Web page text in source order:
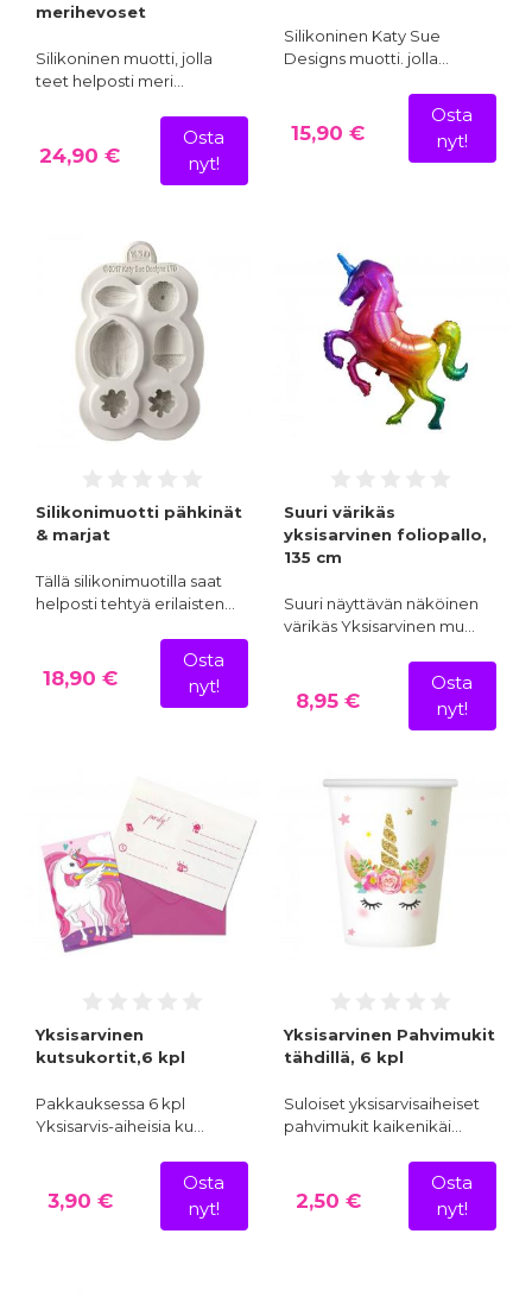
merihevoset
Silikoninen muotti, jolla
teet helposti meri…
24,90 €
Osta
nyt!
Silikoninen Katy Sue
Designs muotti. jolla…
15,90 €
Osta
nyt!
Silikonimuotti pähkinät
& marjat
Tällä silikonimuotilla saat
helposti tehtyä erilaisten…
18,90 €
Osta
nyt!
Suuri värikäs
yksisarvinen foliopallo,
135 cm
Suuri näyttävän näköinen
värikäs Yksisarvinen mu…
8,95 €
Osta
nyt!
Yksisarvinen
kutsukortit,6 kpl
Pakkauksessa 6 kpl
Yksisarvis-aiheisia ku…
3,90 €
Osta
nyt!
Yksisarvinen Pahvimukit
tähdillä, 6 kpl
Suloiset yksisarvisaiheiset
pahvimukit kaikenikäi…
2,50 €
Osta
nyt!